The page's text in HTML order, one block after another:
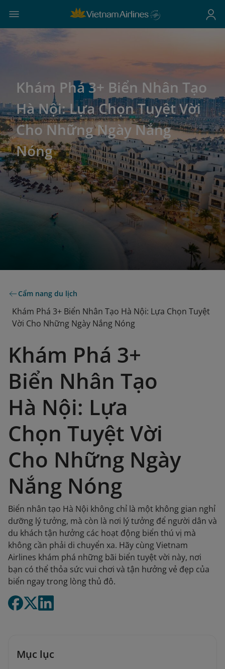
Khám Phá 3+ Biển Nhân Tạo
Hà Nội: Lựa Chọn Tuyệt Vời
Cho Những Ngày Nắng
Nóng
Cẩm nang du lịch
Khám Phá 3+ Biển Nhân Tạo Hà Nội: Lựa Chọn Tuyệt
Vời Cho Những Ngày Nắng Nóng
Khám Phá 3+
Biển Nhân Tạo
Hà Nội: Lựa
Chọn Tuyệt Vời
Cho Những Ngày
Nắng Nóng
Biển nhân tạo Hà Nội không chỉ là một không gian nghỉ
dưỡng lý tưởng, mà còn là nơi lý tưởng để người dân và
du khách tận hưởng các hoạt động biển thú vị mà
không cần phải di chuyển xa. Hãy cùng Vietnam
Airlines khám phá những bãi biển tuyệt vời này, nơi
bạn có thể thỏa sức vui chơi và tận hưởng vẻ đẹp của
biển ngay trong lòng thủ đô.
Mục lục